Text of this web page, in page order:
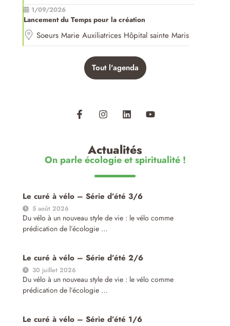
1/09/2026
Lancement du Temps pour la création
Soeurs Marie Auxiliatrices Hôpital sainte Maris
Tout l'agenda
Actualités
On parle écologie et spiritualité !
Le curé à vélo – Série d’été 3/6
5 août 2026
Du vélo à un nouveau style de vie : le vélo comme
prédication de l’écologie …
Le curé à vélo – Série d’été 2/6
30 juillet 2026
Du vélo à un nouveau style de vie : le vélo comme
prédication de l’écologie …
Le curé à vélo – Série d’été 1/6